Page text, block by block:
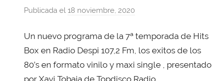
Publicada el 18 noviembre, 2020
r
X
a
v
Un nuevo programa de la 7ª temporada de Hits
Box en Radio Despi 107,2 Fm, los exitos de los
80’s en formato vinilo y maxi single , presentado
por Xavi Tobaja de Topdisco Radio.